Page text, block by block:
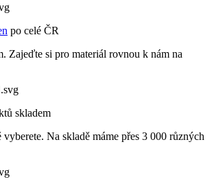
po celé ČR
Zajeďte si pro materiál rovnou k nám na
skladem
vyberete. Na skladě máme přes 3 000 různých